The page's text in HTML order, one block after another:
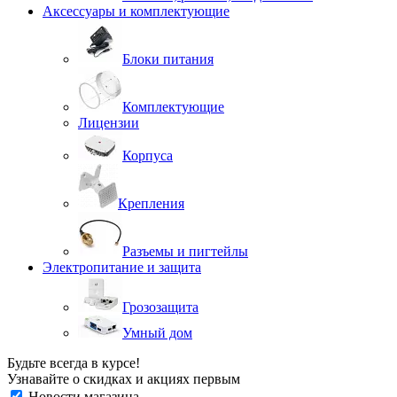
Аксессуары и комплектующие
Блоки питания
Комплектующие
Лицензии
Корпуса
Крепления
Разъемы и пигтейлы
Электропитание и защита
Грозозащита
Умный дом
Будьте всегда в курсе!
Узнавайте о скидках и акциях первым